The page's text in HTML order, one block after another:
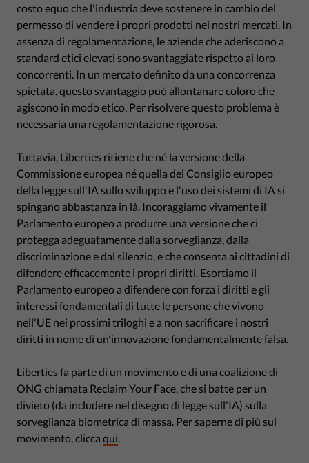
costo equo che l'industria deve sostenere in cambio del
permesso di vendere i propri prodotti nei nostri mercati. In
assenza di regolamentazione, le aziende che aderiscono a
standard etici elevati sono svantaggiate rispetto ai loro
concorrenti. In un mercato definito da una concorrenza
spietata, questo svantaggio può allontanare coloro che
agiscono in modo etico. Per risolvere questo problema è
necessaria una regolamentazione rigorosa.
Tuttavia, Liberties ritiene che né la versione della
Commissione europea né quella del Consiglio europeo
della legge sull'IA sullo sviluppo e l'uso dei sistemi di IA si
spingano abbastanza in là. Incoraggiamo vivamente il
Parlamento europeo a produrre una versione che ci
protegga adeguatamente dalla sorveglianza, dalla
discriminazione e dal silenzio, e che consenta ai cittadini di
difendere efficacemente i propri diritti. Esortiamo il
Parlamento europeo a difendere con forza i diritti e gli
interessi fondamentali di tutte le persone che vivono
nell'UE nei prossimi triloghi e a non sacrificare i nostri
diritti in nome di un'innovazione fondamentalmente falsa.
Liberties fa parte di un movimento e di una coalizione di
ONG chiamata Reclaim Your Face, che si batte per un
divieto (da includere nel disegno di legge sull'IA) sulla
sorveglianza biometrica di massa. Per saperne di più sul
movimento, clicca qui